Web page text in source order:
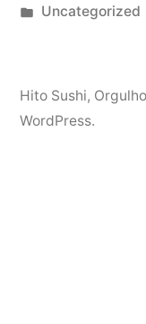
por
Publicado
Uncategorized
Hito Sushi,
WordPress.